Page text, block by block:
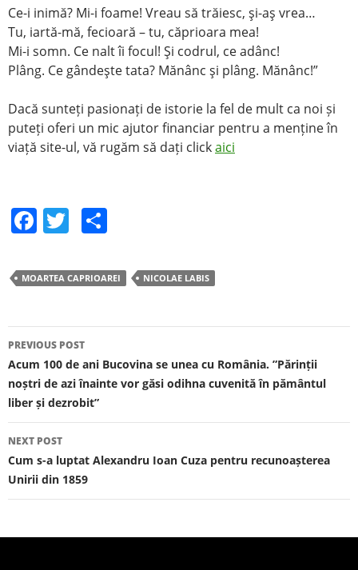
Ce-i inimă? Mi-i foame! Vreau să trăiesc, şi-aş vrea…
Tu, iartă-mă, fecioară – tu, căprioara mea!
Mi-i somn. Ce nalt îi focul! Şi codrul, ce adânc!
Plâng. Ce gândeşte tata? Mănânc şi plâng. Mănânc!”
Dacă sunteți pasionați de istorie la fel de mult ca noi și
puteți oferi un mic ajutor financiar pentru a menține în
viață site-ul, vă rugăm să dați clickaici
F
c
e
b
o
o
k
T
itt
er
ar
e
MOARTEA CAPRIOAREI NICOLAE LABIS
Post navigation
PREVIOUS POST
Acum 100 de ani Bucovina se unea cu România. ”Părinții
noștri de azi înainte vor găsi odihna cuvenită în pământul
liber și dezrobit”
NEXT POST
Cum s-a luptat Alexandru Ioan Cuza pentru recunoașterea
Unirii din 1859